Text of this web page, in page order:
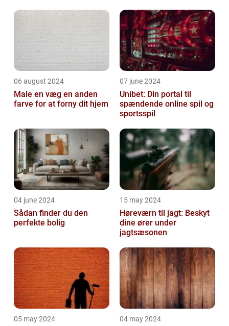
06 august 2024
Male en væg en anden
farve for at forny dit hjem
07 june 2024
Unibet: Din portal til
spændende online spil og
sportsspil
04 june 2024
Sådan finder du den
perfekte bolig
15 may 2024
Høreværn til jagt: Beskyt
dine ører under
jagtsæsonen
05 may 2024 04 may 2024